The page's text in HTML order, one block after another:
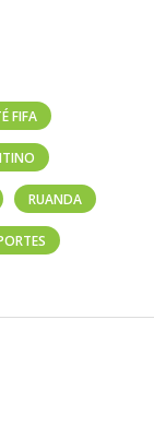
FIFA
RUANDA